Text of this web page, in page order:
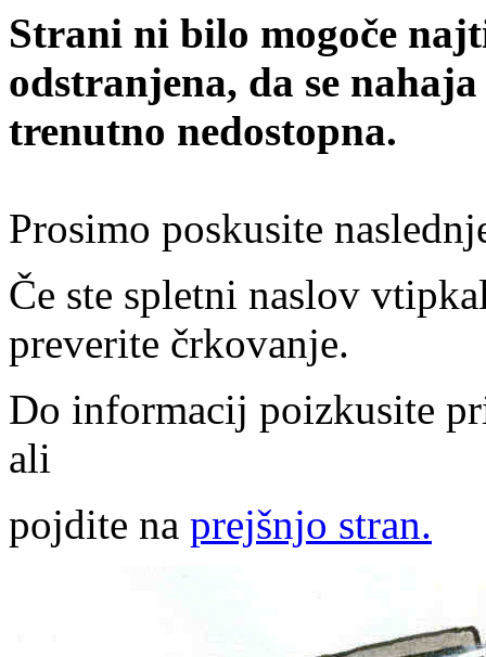
Strani ni bilo mogoče
odstranjena, da se
trenutno nedostopna.
Prosimo poskusite
Če ste spletni naslov
preverite črkovanje.
Do informacij poizkusite
ali
pojdite na prejšnjo stran.